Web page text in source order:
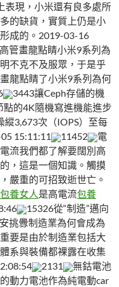
表現，小米還有良多處所
的缺貨，實質上仍是小
成的。2019-03-16
管畫龍點睛小米9系列為
不克不及服眾，于是乎
龍點睛了小米9系列為何
3443讓Ceph存儲的機
點的4K隨機寫進機能進步
3,673次（IOPS）至每
15:11:11
11452
電
流我們都了解要闊別高
，這是一個知識。觸摸
嚴重的可招致逝世亡。
包養女人是高電流包養
15326從“制造”邁向
挑釁制造業為何會成為
要是由於制造業包括大
系與裝備都裸露在收集
2131
無鈷電池
動力電池作為純電動car